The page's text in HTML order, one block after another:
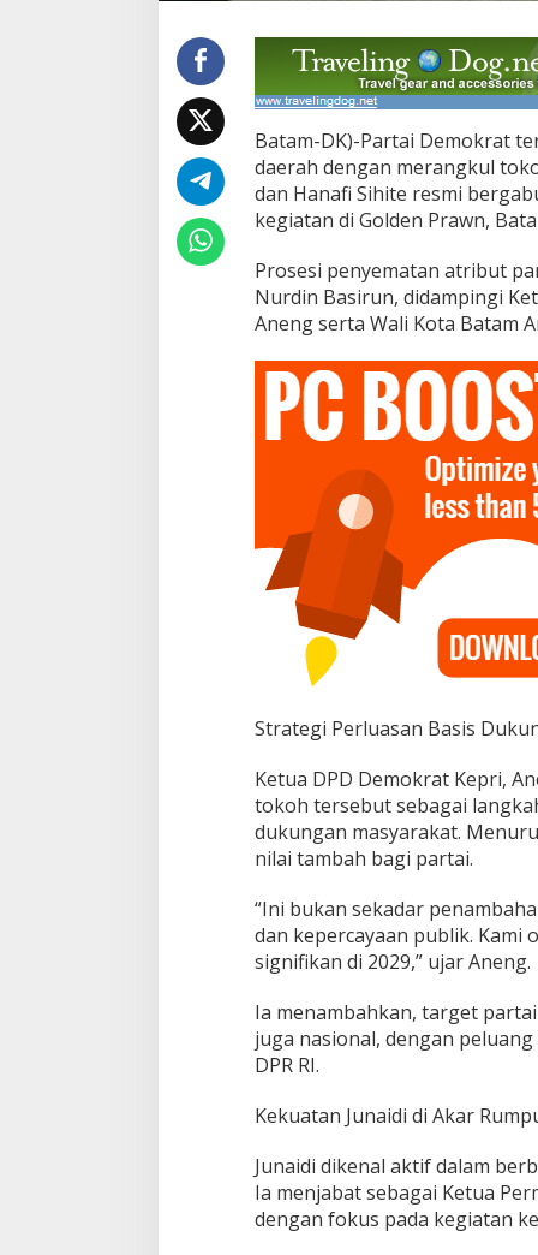
a
a
n
a
f
i
S
i
h
t
e
R
e
m
i
J
a
i
a
d
B
Batam-DK)-Partai Demokrat
daerah dengan merangkul
dan Hanafi Sihite resmi
kegiatan di Golden Prawn,
Prosesi penyematan atribut
Nurdin Basirun, didampingi
Aneng serta Wali Kota Batam
Strategi Perluasan Basis
Ketua DPD Demokrat Kepri,
tokoh tersebut sebagai
dukungan masyarakat.
nilai tambah bagi partai.
“Ini bukan sekadar
dan kepercayaan publik. Kami
signifikan di 2029,” ujar Aneng.
Ia menambahkan, target
juga nasional, dengan
DPR RI.
Kekuatan Junaidi di Akar
Junaidi dikenal aktif dalam
Ia menjabat sebagai Ketua
dengan fokus pada kegiatan